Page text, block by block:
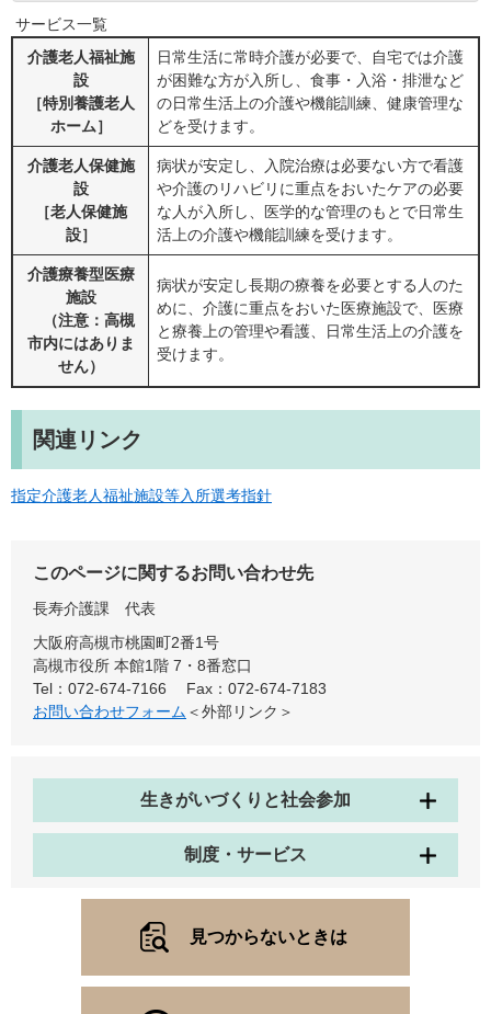
サービス一覧
介護老人福祉施
設
［特別養護老人
ホーム］
日常生活に常時介護が必要で、自宅では介護
が困難な方が入所し、食事・入浴・排泄など
の日常生活上の介護や機能訓練、健康管理な
どを受けます。
介護老人保健施
設
［老人保健施
設］
病状が安定し、入院治療は必要ない方で看護
や介護のリハビリに重点をおいたケアの必要
な人が入所し、医学的な管理のもとで日常生
活上の介護や機能訓練を受けます。
介護療養型医療
施設
（注意：高槻
市内にはありま
せん）
病状が安定し長期の療養を必要とする人のた
めに、介護に重点をおいた医療施設で、医療
と療養上の管理や看護、日常生活上の介護を
受けます。
関連リンク
指定介護老人福祉施設等入所選考指針
このページに関するお問い合わせ先
長寿介護課
代表
大阪府高槻市桃園町2番1号
高槻市役所 本館1階 7・8番窓口
Tel：072-674-7166
Fax：072-674-7183
お問い合わせフォーム ＜外部リンク＞
生きがいづくりと社会参加
制度・サービス
見つからないときは